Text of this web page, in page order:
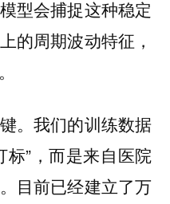
型会捕捉这种稳定
的周期波动特征，
。我们的训练数据
标”，而是来自医院
目前已经建立了万